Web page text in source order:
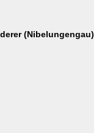
(Nibelungengau)